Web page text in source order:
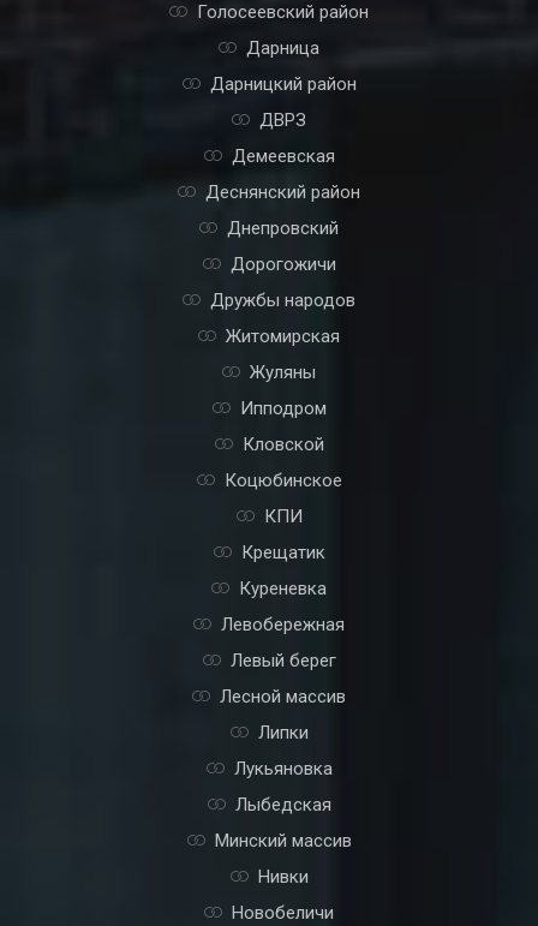
Голосеевский район
Дарница
Дарницкий район
ДВРЗ
Демеевская
Деснянский район
Днепровский
Дорогожичи
Дружбы народов
Житомирская
Жуляны
Ипподром
Кловской
Коцюбинское
КПИ
Крещатик
Куреневка
Левобережная
Левый берег
Лесной массив
Липки
Лукьяновка
Лыбедская
Минский массив
Нивки
Новобеличи